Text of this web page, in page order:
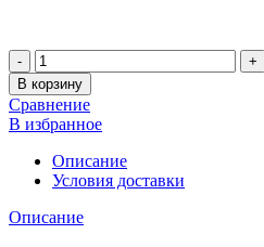
Количество
В корзину
Сравнение
В избранное
Описание
Условия доставки
Описание